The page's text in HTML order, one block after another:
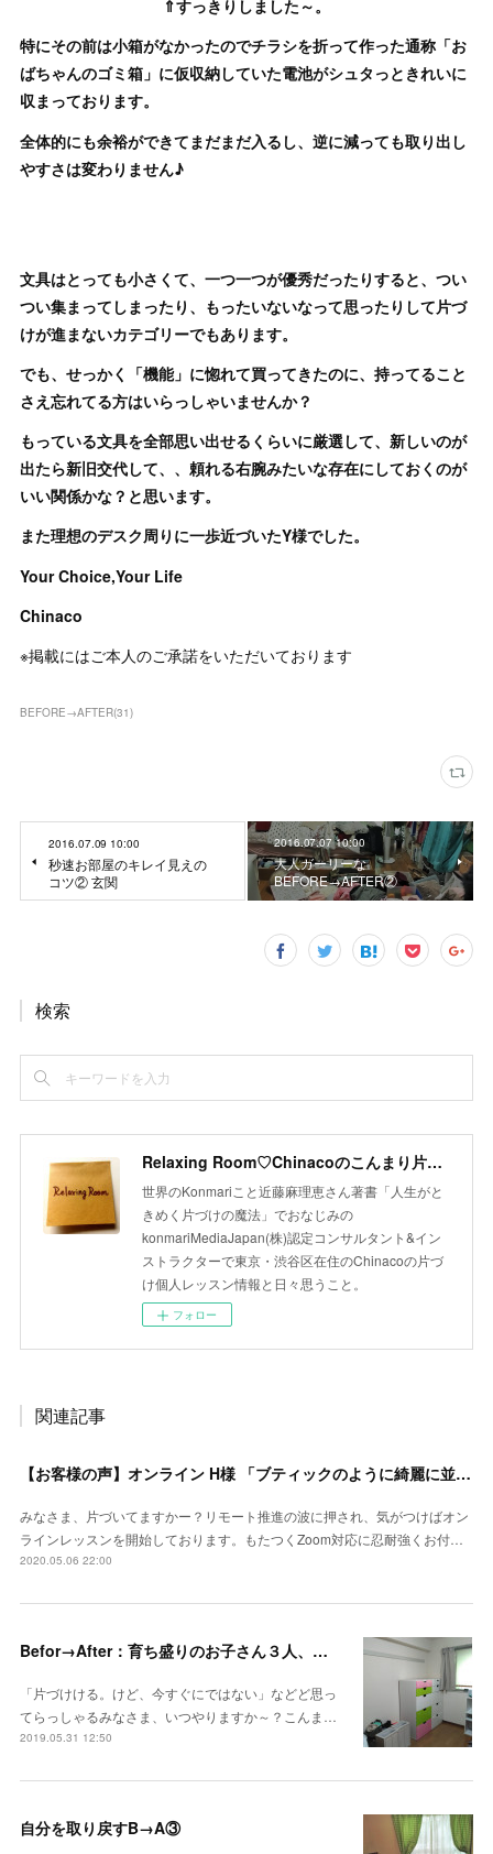
⇑すっきりしました～。
特にその前は小箱がなかったのでチラシを折って作った通称「お
ばちゃんのゴミ箱」に仮収納していた電池がシュタっときれいに
収まっております。
全体的にも余裕ができてまだまだ入るし、逆に減っても取り出し
やすさは変わりません♪
文具はとっても小さくて、一つ一つが優秀だったりすると、つい
つい集まってしまったり、もったいないなって思ったりして片づ
けが進まないカテゴリーでもあります。
でも、せっかく「機能」に惚れて買ってきたのに、持ってること
さえ忘れてる方はいらっしゃいませんか？
もっている文具を全部思い出せるくらいに厳選して、新しいのが
出たら新旧交代して、、頼れる右腕みたいな存在にしておくのが
いい関係かな？と思います。
また理想のデスク周りに一歩近づいたY様でした。
Your Choice,Your Life
Chinaco
※掲載にはご本人のご承諾をいただいております
BEFORE→AFTER(31)
2016.07.09 10:00
秒速お部屋のキレイ見えの
コツ② 玄関
2016.07.07 10:00
大人ガーリーな
BEFORE→AFTER②
検索
Relaxing Room♡Chinacoのこんまり片づけLesson
世界のKonmariこと近藤麻理恵さん著書「人生がと
きめく片づけの魔法」でおなじみの
konmariMediaJapan(株)認定コンサルタント&イン
ストラクターで東京・渋谷区在住のChinacoの片づ
け個人レッスン情報と日々思うこと。
フォロー
関連記事
【お客様の声】オンライン H様 「ブティックのように綺麗に並べられて、とても感動しました。」
みなさま、片づいてますかー？リモート推進の波に押され、気がつけばオン
ラインレッスンを開始しております。もたつくZoom対応に忍耐強くお付…
2020.05.06 22:00
Befor→After：育ち盛りのお子さん３人、超多忙ママの集中力がスゴイ
「片づけける。けど、今すぐにではない」などど思っ
てらっしゃるみなさま、いつやりますか～？こんま…
2019.05.31 12:50
自分を取り戻すB→A③